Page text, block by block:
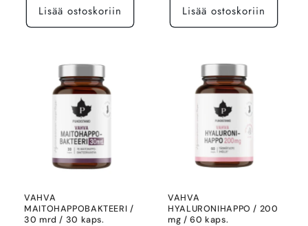
Lisää ostoskoriin Lisää ostoskoriin
VAHVA
MAITOHAPPOBAKTEERI /
30 mrd / 30 kaps.
VAHVA
HYALURONIHAPPO / 200
mg / 60 kaps.